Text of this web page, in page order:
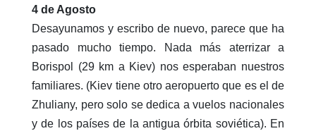
4 de Agosto
Desayunamos y escribo de nuevo, parece que ha
pasado mucho tiempo. Nada más aterrizar a
Borispol (29 km a Kiev) nos esperaban nuestros
familiares. (Kiev tiene otro aeropuerto que es el de
Zhuliany, pero solo se dedica a vuelos nacionales
y de los países de la antigua órbita soviética). En